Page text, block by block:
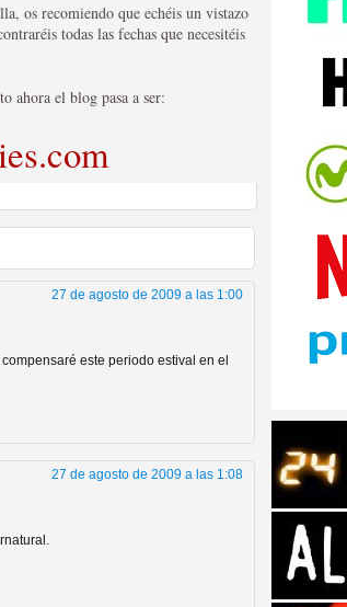
es
de
os recomiendo que echéis un vistazo
todas las fechas que necesitéis
ahora el blog pasa a ser:
27 de agosto de 2009 a las 1:00
este periodo estival en el
27 de agosto de 2009 a las 1:08